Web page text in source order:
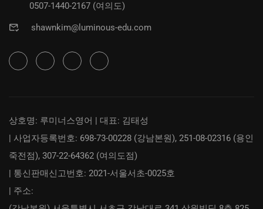
0507-1440-2167 (여의도)
shawnkim@luminous-edu.com
상호명: 루미너스영어 | 대표: 김태성
| 사업자등록번호: 698-73-00228 (강남본원), 251-08-02316 (용인
죽전점), 307-22-64362 (여의도점)
| 통신판매신고번호: 2021-서울서초-0025호
| 주소: